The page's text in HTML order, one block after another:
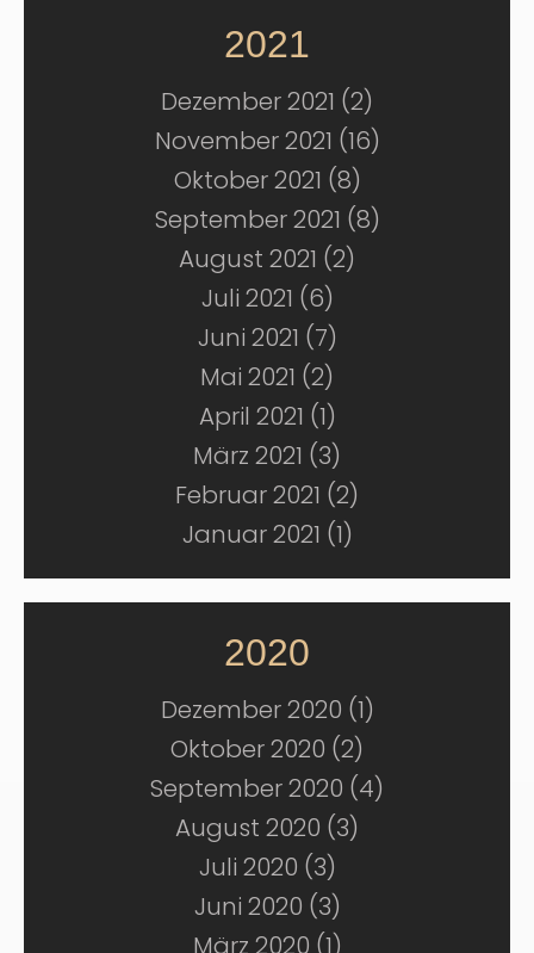
2021
Dezember 2021 (2)
November 2021 (16)
Oktober 2021 (8)
September 2021 (8)
August 2021 (2)
Juli 2021 (6)
Juni 2021 (7)
Mai 2021 (2)
April 2021 (1)
März 2021 (3)
Februar 2021 (2)
Januar 2021 (1)
2020
Dezember 2020 (1)
Oktober 2020 (2)
September 2020 (4)
August 2020 (3)
Juli 2020 (3)
Juni 2020 (3)
März 2020 (1)